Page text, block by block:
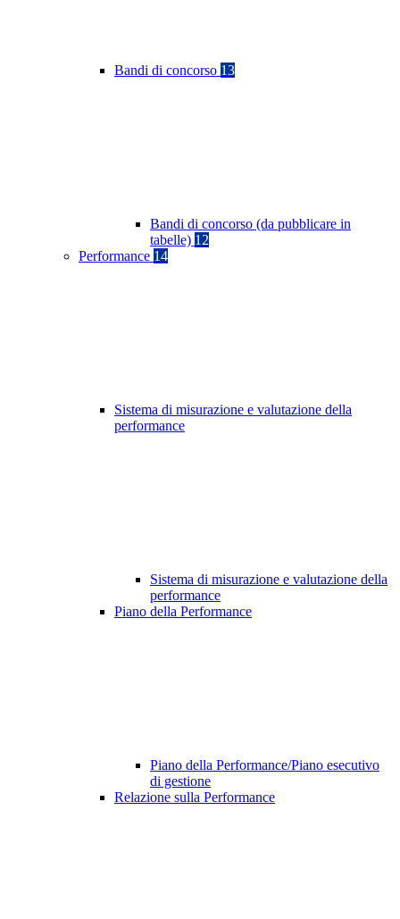
Bandi di concorso 13
Bandi di concorso (da pubblicare in
tabelle) 12
Performance 14
Sistema di misurazione e valutazione della
performance
Sistema di misurazione e valutazione della
performance
Piano della Performance
Piano della Performance/Piano esecutivo
di gestione
Relazione sulla Performance